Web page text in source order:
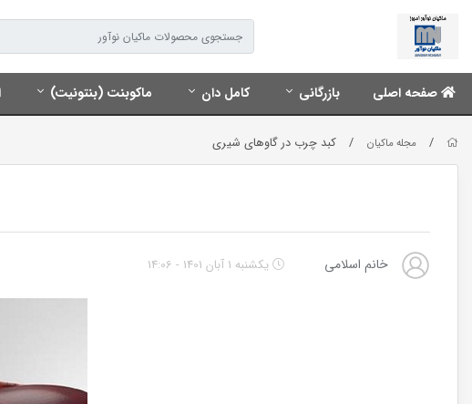
صفحه اصلی بازرگانی کامل دان ماکوبنت (بنتونیت)
/ مجله ماکیان / کبد چرب در گاوهای شیری
خانم اسلامی یکشنبه 1 آبان 1401 - 14:06